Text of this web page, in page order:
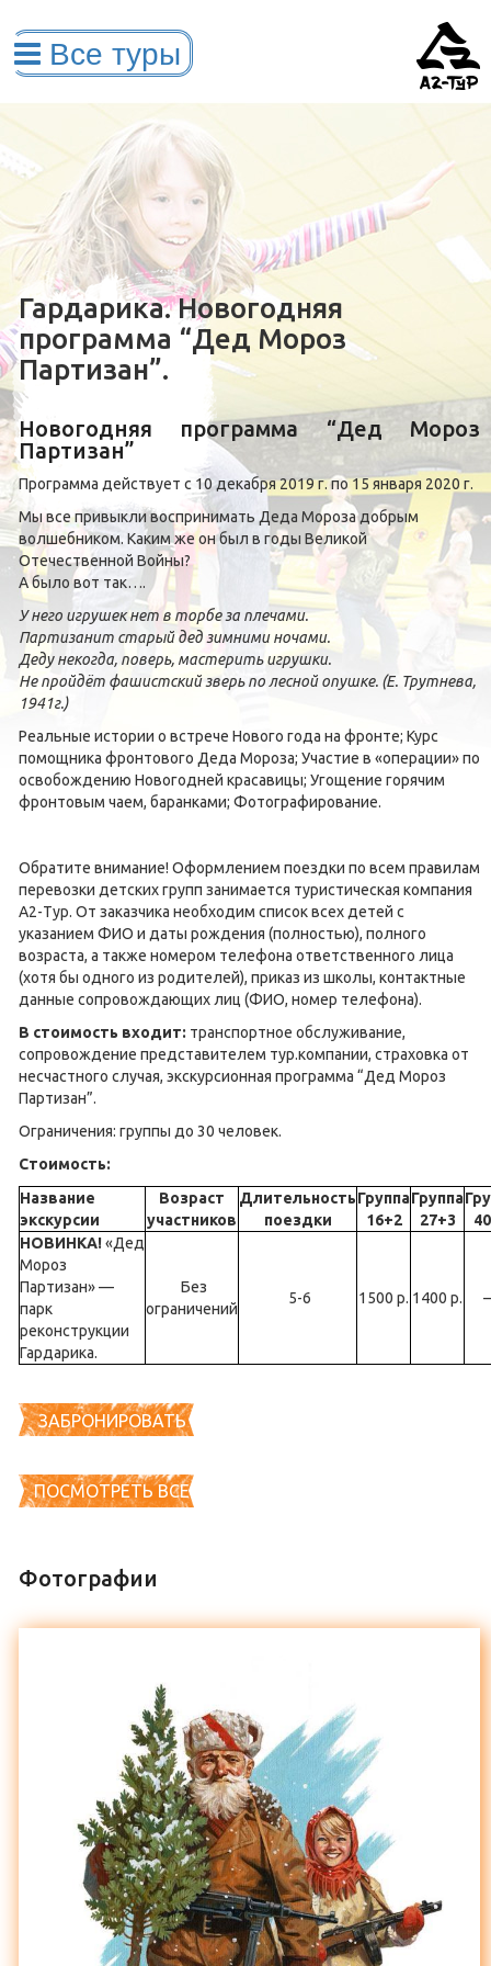
Гардарика. Новогодняя
программа “Дед Мороз
Партизан”.
Новогодняя программа “Дед Мороз
Партизан”
Программа действует с 10 декабря 2019 г. по 15 января 2020 г.
Мы все привыкли воспринимать Деда Мороза добрым
волшебником. Каким же он был в годы Великой
Отечественной Войны?
А было вот так….
У него игрушек нет в торбе за плечами.
Партизанит старый дед зимними ночами.
Деду некогда, поверь, мастерить игрушки.
Не пройдёт фашистский зверь по лесной опушке. (Е. Трутнева,
1941г.)
Реальные истории о встрече Нового года на фронте; Курс
помощника фронтового Деда Мороза; Участие в «операции» по
освобождению Новогодней красавицы; Угощение горячим
фронтовым чаем, баранками; Фотографирование.
Обратите внимание! Оформлением поездки по всем правилам
перевозки детских групп занимается туристическая компания
А2-Тур. От заказчика необходим список всех детей с
указанием ФИО и даты рождения (полностью), полного
возраста, а также номером телефона ответственного лица
(хотя бы одного из родителей), приказ из школы, контактные
данные сопровождающих лиц (ФИО, номер телефона).
В стоимость входит: транспортное обслуживание,
сопровождение представителем тур.компании, страховка от
несчастного случая, экскурсионная программа “Дед Мороз
Партизан”.
Ограничения: группы до 30 человек.
Стоимость:
Название
экскурсии
Возраст
участников
Длительность
поездки
Группа
16+2
Группа
27+3
НОВИНКА!«Дед
Мороз
Партизан» —
парк
реконструкции
Гардарика.
Без
ограничений
5-6 1500 р. 1400 р.
ЗАБРОНИРОВАТЬ
ПОСМОТРЕТЬ ВСЕ
Фотографии